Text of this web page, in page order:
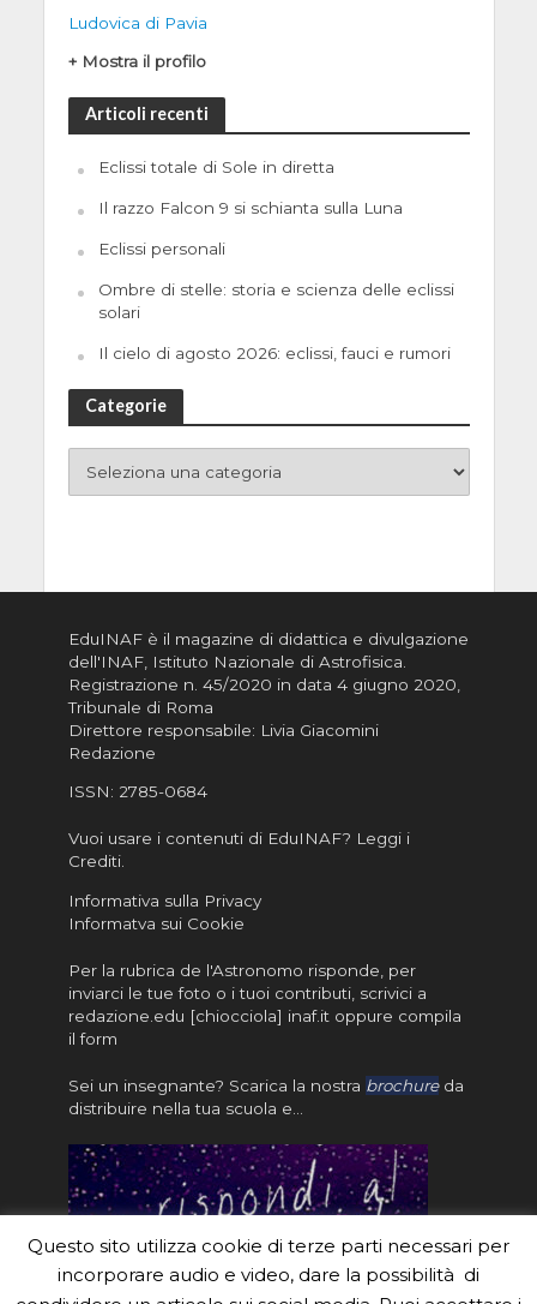
Ludovica di Pavia
+ Mostra il profilo
Articoli recenti
Eclissi totale di Sole in diretta
Il razzo Falcon 9 si schianta sulla Luna
Eclissi personali
Ombre di stelle: storia e scienza delle eclissi
solari
Il cielo di agosto 2026: eclissi, fauci e rumori
Categorie
EduINAF è il magazine di didattica e divulgazione
dell'INAF, Istituto Nazionale di Astrofisica
Registrazione n. 45/2020 in data 4 giugno 2020,
Tribunale di Roma
Direttore responsabile: Livia Giacomini
Redazione
ISSN: 2785-0684
Vuoi usare i contenuti di EduINAF? Leggi i
Crediti.
Informativa sulla Privacy
Informatva sui Cookie
Per la rubrica de l'Astronomo risponde, per
inviarci le tue foto o i tuoi contributi, scrivici a
redazione.edu [chiocciola] inaf.it oppure compila
il form
Sei un insegnante? Scarica la nostra brochureda
distribuire nella tua scuola e…
Questo sito utilizza cookie di terze parti necessari per
incorporare audio e video, dare la possibilità di